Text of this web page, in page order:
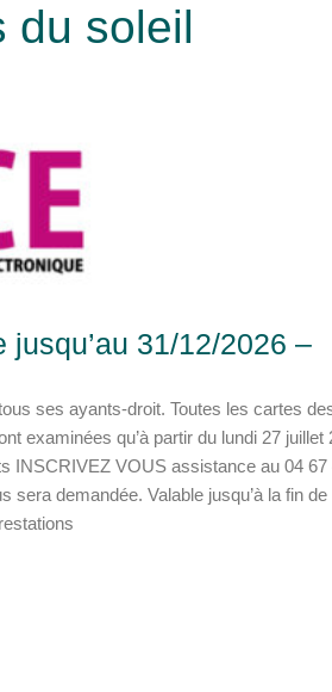
du soleil
jusqu’au 31/12/2026 –
ses ayants-droit. Toutes les cartes
examinées qu’à partir du lundi 27
INSCRIVEZ VOUS assistance au 04
sera demandée. Valable jusqu’à la fin